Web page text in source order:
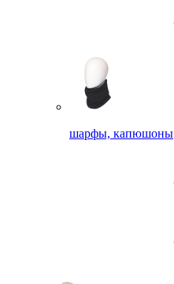
шарфы, капюшоны